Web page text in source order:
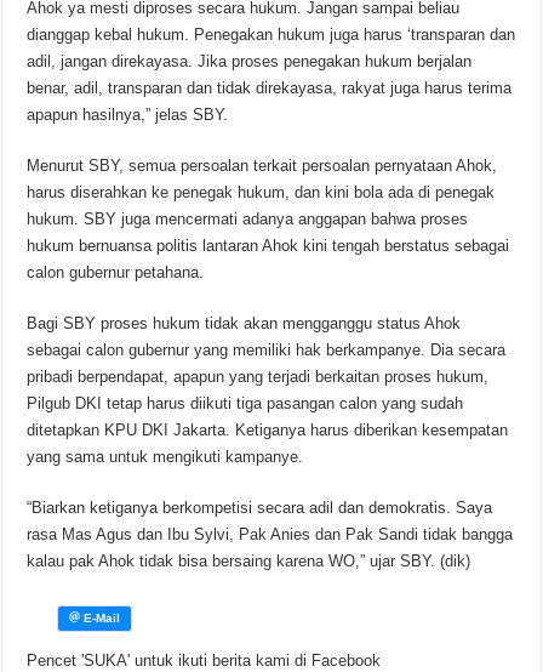
Ahok ya mesti diproses secara hukum. Jangan sampai beliau
dianggap kebal hukum. Penegakan hukum juga harus ‘transparan dan
adil, jangan direkayasa. Jika proses penegakan hukum berjalan
benar, adil, transparan dan tidak direkayasa, rakyat juga harus terima
apapun hasilnya,” jelas SBY.
Menurut SBY, semua persoalan terkait persoalan pernyataan Ahok,
harus diserahkan ke penegak hukum, dan kini bola ada di penegak
hukum. SBY juga mencermati adanya anggapan bahwa proses
hukum bernuansa politis lantaran Ahok kini tengah berstatus sebagai
calon gubernur petahana.
Bagi SBY proses hukum tidak akan mengganggu status Ahok
sebagai calon gubernur yang memiliki hak berkampanye. Dia secara
pribadi berpendapat, apapun yang terjadi berkaitan proses hukum,
Pilgub DKI tetap harus diikuti tiga pasangan calon yang sudah
ditetapkan KPU DKI Jakarta. Ketiganya harus diberikan kesempatan
yang sama untuk mengikuti kampanye.
“Biarkan ketiganya berkompetisi secara adil dan demokratis. Saya
rasa Mas Agus dan Ibu Sylvi, Pak Anies dan Pak Sandi tidak bangga
kalau pak Ahok tidak bisa bersaing karena WO,” ujar SBY. (dik)
Pencet 'SUKA' untuk ikuti berita kami di Facebook